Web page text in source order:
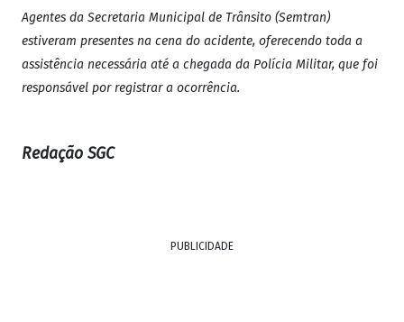
Agentes da Secretaria Municipal de Trânsito (Semtran)
estiveram presentes na cena do acidente, oferecendo toda a
assistência necessária até a chegada da Polícia Militar, que foi
responsável por registrar a ocorrência.
Redação SGC
PUBLICIDADE